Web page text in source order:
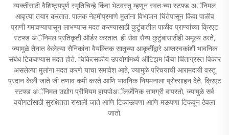
व्यक्तींसाठी वैशिष्ट्यपूर्ण स्मृतिचिन्हे किंवा भेटवस्तू म्हणून स्वतःच्या स्टफ्ड अॅनिमल
आवृत्त्या तयार करतात. पालक नेहमीप्रमाणे मुलांना विभाजन चिंतेपासून किंवा पाळीव
प्राणी गमावण्यापासून लाभण्यास मदत करण्यासाठी कुटुंबातील पाळीव प्राण्यांच्या क्रिएट
स्टफ्ड अॅनिमल प्रतिकृती ऑर्डर करतात. ही सेवा सैन्य कुटुंबांसाठीही अमूल्य ठरते,
ज्यामुळे तैनात केलेल्या सैनिकांना वैयक्तिक सातूच्या आकृतींद्वारे आप्तस्वकांशी भावनिक
संबंध टिकवण्यास मदत होते. चिकित्सकीय उपयोगांमध्ये ऑटिझम किंवा चिंताग्रस्त विकार
असलेल्या मुलांना मदत करणे याचा समावेश आहे, ज्यामुळे परिचयाची आरामदायी वस्तू
प्रदान केली जाते जी तणाव कमी करते आणि भावनिक नियमनाला प्रोत्साहन देते. क्रिएट
स्टफ्ड अॅनिमल उद्योग प्रीमियम हायपोअॅलर्जेनिक सामग्री वापरतो, ज्यामुळे सर्व
वयोगटांसाठी सुरक्षितता राखली जाते आणि टिकाऊपणा आणि मऊपणा टिकवून ठेवला
जातो.